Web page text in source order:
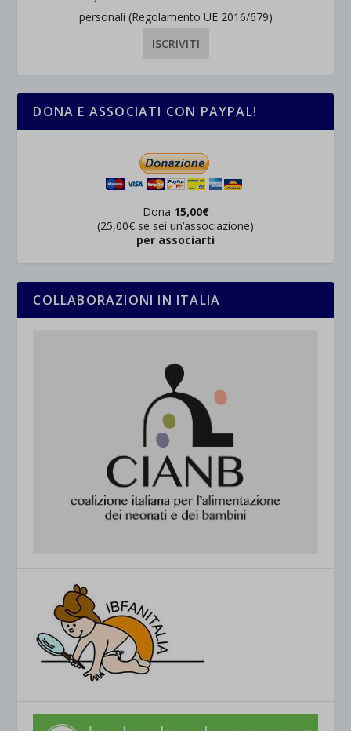
personali (Regolamento UE 2016/679)
DONA E ASSOCIATI CON PAYPAL!
Dona 15,00€
(25,00€ se sei un’associazione)
per associarti
COLLABORAZIONI IN ITALIA